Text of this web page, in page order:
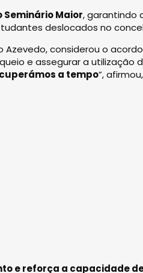
Maior, garantindo
deslocados no
considerou o
e assegurar a utilização
a tempo”, afirmou,
e reforça a capacidade